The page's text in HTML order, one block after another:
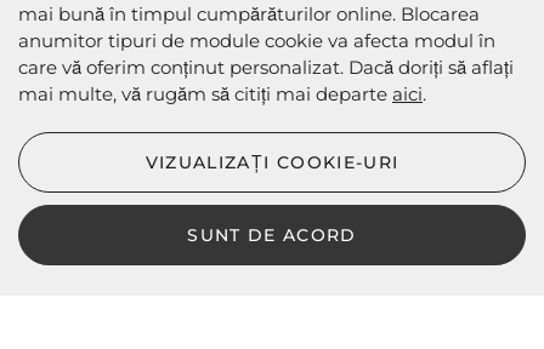
METODE DE EXPEDIERE
LBD © 2024 - Toate drepturile rezervate
mai bună în timpul cumpărăturilor online. Blocarea
anumitor tipuri de module cookie va afecta modul în
care vă oferim conținut personalizat. Dacă doriți să aflați
mai multe, vă rugăm să citiți mai departe aici.
SUNT DE ACORD
VIZUALIZAȚI COOKIE-URI